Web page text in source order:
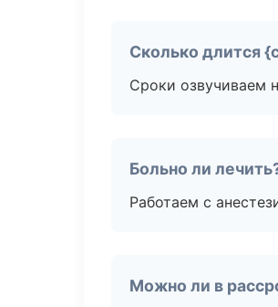
Сколько длится
Сроки озвучиваем
Больно ли
Работаем с
Можно ли в